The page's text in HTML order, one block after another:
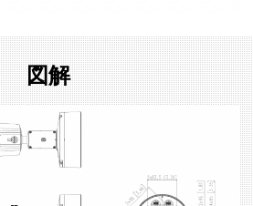
図解